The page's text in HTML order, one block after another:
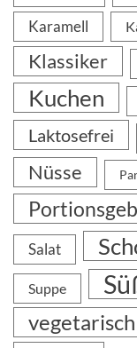
Karamell
Klassiker
Kuchen
Laktosefrei
Nüsse
Salat
Suppe
vegetarisch